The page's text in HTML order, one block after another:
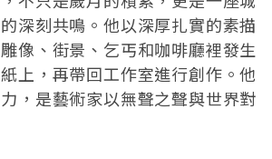
深刻共鳴。他以深厚扎實的素描
像、街景、乞丐和咖啡廳裡發生
上，再帶回工作室進行創作。他
，是藝術家以無聲之聲與世界對